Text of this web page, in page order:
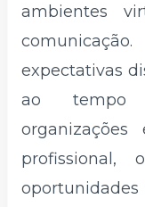
ambientes
expectativas
ao tempo
oportunidades